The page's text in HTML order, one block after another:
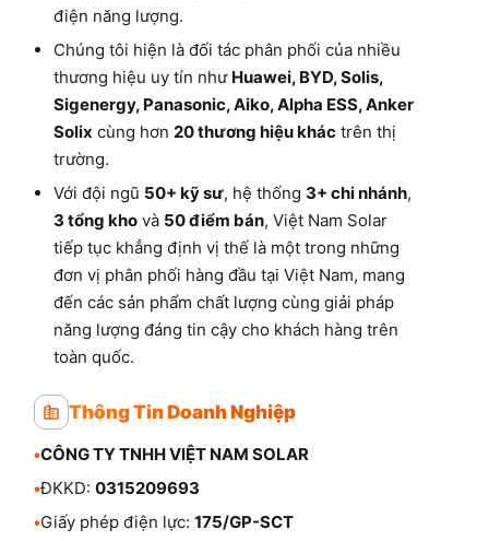
điện năng lượng.
Chúng tôi hiện là đối tác phân phối của nhiều
thương hiệu uy tín như Huawei, BYD, Solis,
Sigenergy, Panasonic, Aiko, Alpha ESS, Anker
Solix cùng hơn 20 thương hiệu khác trên thị
trường.
Với đội ngũ 50+ kỹ sư, hệ thống 3+ chi nhánh,
3 tổng kho và 50 điểm bán, Việt Nam Solar
tiếp tục khẳng định vị thế là một trong những
đơn vị phân phối hàng đầu tại Việt Nam, mang
đến các sản phẩm chất lượng cùng giải pháp
năng lượng đáng tin cậy cho khách hàng trên
toàn quốc.
Thông Tin Doanh Nghiệp
•CÔNG TY TNHH VIỆT NAM SOLAR
•ĐKKD: 0315209693
•Giấy phép điện lực: 175/GP-SCT